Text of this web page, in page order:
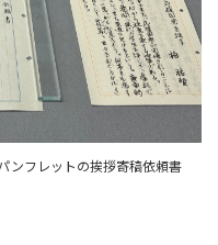
ンフレットの挨拶寄稿依頼書